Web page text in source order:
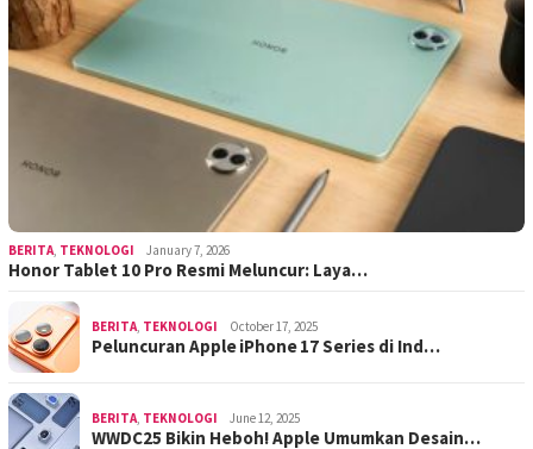
BERITA TEKNOLOGI January 7, 2026
Honor Tablet 10 Pro Resmi Meluncur: Laya…
BERITA TEKNOLOGI October 17, 2025
Peluncuran Apple iPhone 17 Series di Ind…
BERITA TEKNOLOGI June 12, 2025
WWDC25 Bikin Heboh! Apple Umumkan Desain…